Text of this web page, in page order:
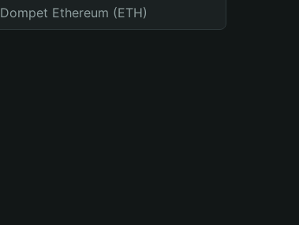
Dompet Ethereum (ETH)